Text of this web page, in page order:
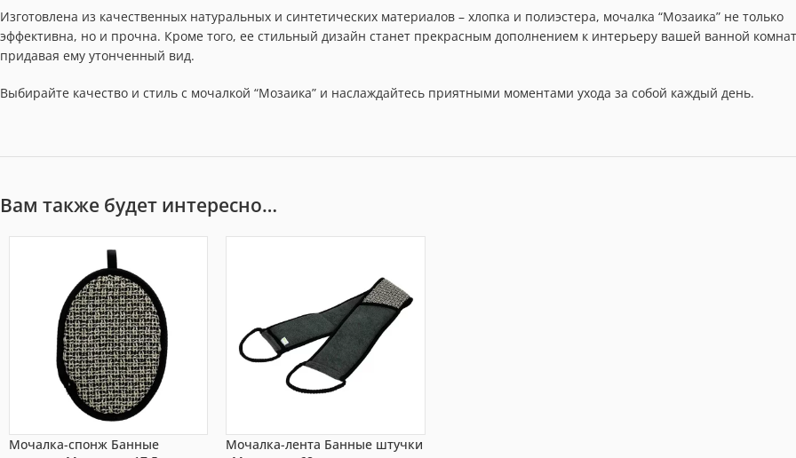
Изготовлена из качественных натуральных и синтетических материалов – хлопка и полиэстера, мочалка “Мозаика” не только
эффективна, но и прочна. Кроме того, ее стильный дизайн станет прекрасным дополнением к интерьеру вашей ванной
придавая ему утонченный вид.
Выбирайте качество и стиль с мочалкой “Мозаика” и наслаждайтесь приятными моментами ухода за собой каждый день.
Вам также будет интересно…
Мочалка-спонж Банные
Мочалка-лента Банные штучки